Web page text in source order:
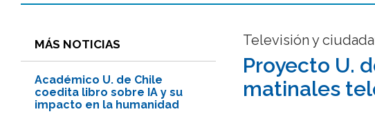
MÁS NOTICIAS
Académico U. de Chile
coedita libro sobre IA y su
impacto en la humanidad
Televisión y
Proyecto U.
matinales